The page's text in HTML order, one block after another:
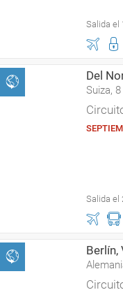
Salida el
Del
Suiza,
Salida el
Berlín,